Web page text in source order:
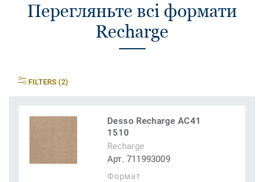
Перегляньте всі формати
Recharge
FILTERS (2)
Desso Recharge AC41
1510
Recharge
Арт. 711993009
Формат